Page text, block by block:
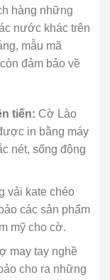
hàng những
nước khác trên
mẫu mã
đảm bảo về
tiến: Cờ Lào
in bằng máy
nét, sống động
vải kate chéo
các sản phẩm
mỹ cho cờ.
may tay nghề
cho ra những